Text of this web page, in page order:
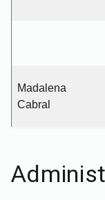
Madalena
Cabral